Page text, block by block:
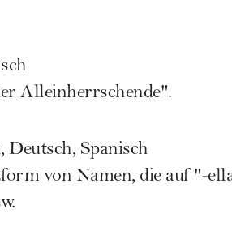
Alleinherrschende".
Spanisch
von Namen, die auf "-